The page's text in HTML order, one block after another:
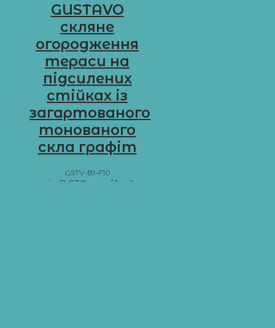
GUSTAVO
скляне
огородження
тераси на
підсилених
стійках із
загартованого
тонованого
скла графіт
GSTV-B1-F10
від 7 630
/ 1 м²